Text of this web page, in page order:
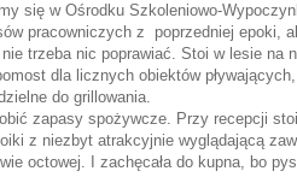
się w Ośrodku Szkoleniowo-
pracowniczych z poprzedniej epoki,
trzeba nic poprawiać. Stoi w lesie na
dla licznych obiektów
do grillowania.
zapasy spożywcze. Przy recepcji
z niezbyt atrakcyjnie wyglądającą
octowej. I zachęcała do kupna, bo